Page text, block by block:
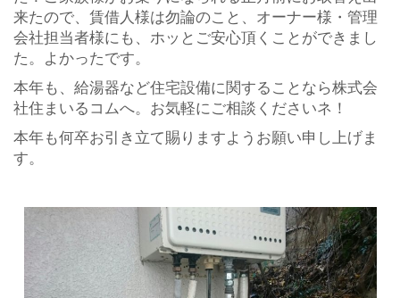
来たので、賃借人様は勿論のこと、オーナー様・管理
会社担当者様にも、ホッとご安心頂くことができまし
た。よかったです。
本年も、給湯器など住宅設備に関することなら株式会
社住まいるコムへ。お気軽にご相談くださいネ！
本年も何卒お引き立て賜りますようお願い申し上げま
す。